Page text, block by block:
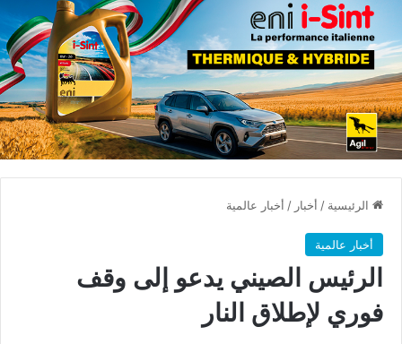
الرئيسية / أخبار / أخبار عالمية
أخبار عالمية
الرئيس الصيني يدعو إلى وقف
فوري لإطلاق النار